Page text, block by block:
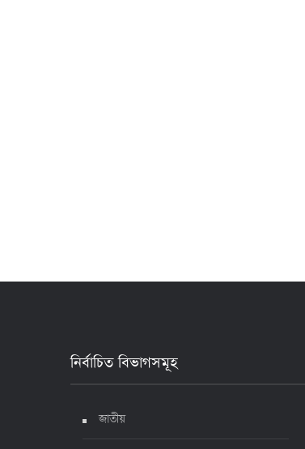
নির্বাচিত বিভাগসমূহ
জাতীয়